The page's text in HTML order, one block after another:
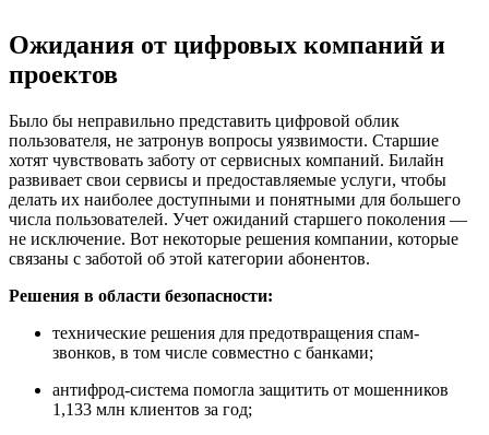
Ожидания от цифровых компаний и
проектов
Было бы неправильно представить цифровой облик
пользователя, не затронув вопросы уязвимости. Старшие
хотят чувствовать заботу от сервисных компаний. Билайн
развивает свои сервисы и предоставляемые услуги, чтобы
делать их наиболее доступными и понятными для большего
числа пользователей. Учет ожиданий старшего поколения —
не исключение. Вот некоторые решения компании, которые
связаны с заботой об этой категории абонентов.
Решения в области безопасности:
технические решения для предотвращения спам-
звонков, в том числе совместно с банками;
антифрод-система помогла защитить от мошенников
1,133 млн клиентов за год;